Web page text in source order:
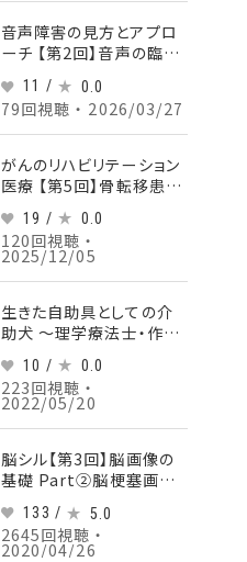
音声障害の見方とアプロ
ーチ 【第2回】音声の臨床
評価 Part③声の自覚的
評価/心理的側面の評価/
その他の検査
11 / 0.0
79回視聴 ・ 2026/03/27
がんのリハビリテーション
医療 【第5回】骨転移患者
論 上肢I
19 / 0.0
120回視聴 ・
2025/12/05
生きた自助具としての介
助犬 ～理学療法士・作業
Part①
10 / 0.0
223回視聴 ・
2022/05/20
脳シル【第3回】脳画像の
基礎 Part②脳梗塞画像
の経時的変化
133 / 5.0
2645回視聴 ・
2020/04/26